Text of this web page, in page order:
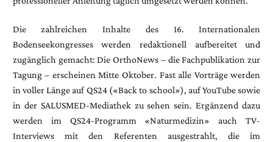
Die zahlreichen Inhalte des 16. Internationalen
Bodenseekongresses werden redaktionell aufbereitet und
zugänglich gemacht: Die OrthoNews – die Fachpublikation zur
Tagung – erscheinen Mitte Oktober. Fast alle Vorträge werden
in voller Länge auf QS24 («Back to school»), auf YouTube sowie
in der SALUSMED-Mediathek zu sehen sein. Ergänzend dazu
werden im QS24-Programm «Naturmedizin» auch TV-
Interviews mit den Referenten ausgestrahlt, die im